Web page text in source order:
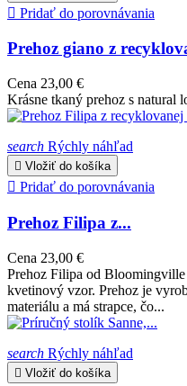
 Pridať do porovnávania
Prehoz giano z
Cena 23,00 €
Krásne tkaný prehoz s natural
search Rýchly náhľad
 Vložiť do košíka
 Pridať do porovnávania
Prehoz Filipa z...
Cena 23,00 €
Prehoz Filipa od
kvetinový vzor. Prehoz je
materiálu a má strapce, čo...
search Rýchly náhľad
 Vložiť do košíka